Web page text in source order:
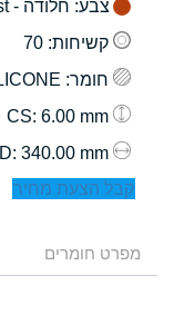
צבע: חלודה - Rust
קשיחות: 70
חומר: SILICONE
: 6.00 mm
: 340.00 mm
קבל הצעת מחיר
מפרט חומרים